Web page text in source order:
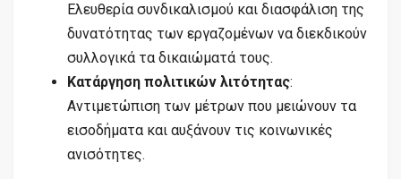
Ελευθερία συνδικαλισμού και διασφάλιση της
δυνατότητας των εργαζομένων να διεκδικούν
συλλογικά τα δικαιώματά τους.
Κατάργηση πολιτικών λιτότητας:
Αντιμετώπιση των μέτρων που μειώνουν τα
εισοδήματα και αυξάνουν τις κοινωνικές
ανισότητες.